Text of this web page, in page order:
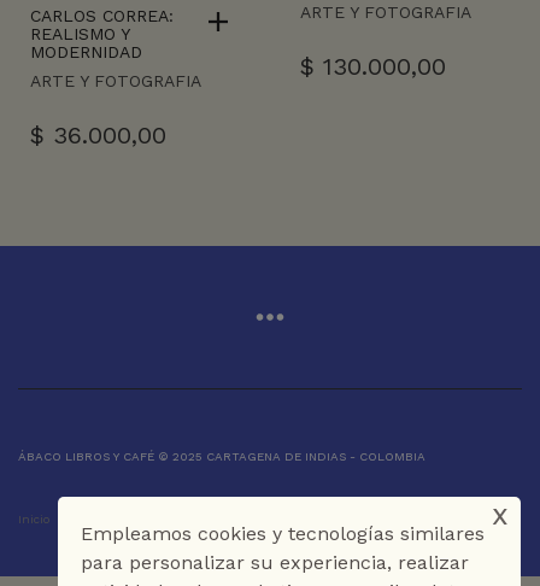
CARLOS CORREA:
REALISMO Y
MODERNIDAD
ARTE Y FOTOGRAFIA
$ 36.000,00
ARTE Y FOTOGRAFIA
$ 130.000,00
ÁBACO LIBROS Y CAFÉ © 2025 CARTAGENA DE INDIAS - COLOMBIA
Inicio
Empleamos cookies y tecnologías similares
para personalizar su experiencia, realizar
x